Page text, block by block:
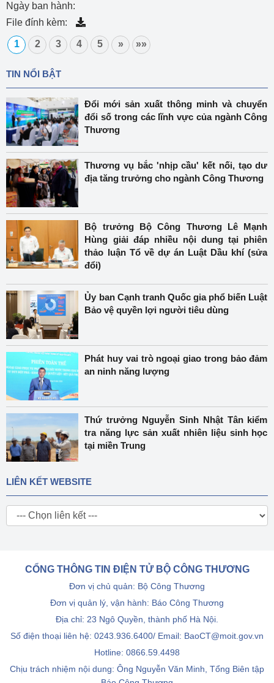
Ngày ban hành:
File đính kèm:
1 2 3 4 5 » »»
TIN NỔI BẬT
Đổi mới sản xuất thông minh và chuyển
đổi số trong các lĩnh vực của ngành Công
Thương
Thương vụ bắc 'nhịp cầu' kết nối, tạo dư
địa tăng trưởng cho ngành Công Thương
Bộ trưởng Bộ Công Thương Lê Mạnh
Hùng giải đáp nhiều nội dung tại phiên
thảo luận Tổ về dự án Luật Dầu khí (sửa
đổi)
Ủy ban Cạnh tranh Quốc gia phổ biến Luật
Bảo vệ quyền lợi người tiêu dùng
Phát huy vai trò ngoại giao trong bảo đảm
an ninh năng lượng
Thứ trưởng Nguyễn Sinh Nhật Tân kiểm
tra năng lực sản xuất nhiên liệu sinh học
tại miền Trung
LIÊN KẾT WEBSITE
CỔNG THÔNG TIN ĐIỆN TỬ BỘ CÔNG THƯƠNG
Đơn vị chủ quản: Bộ Công Thương
Đơn vị quản lý, vận hành: Báo Công Thương
Địa chỉ: 23 Ngô Quyền, thành phố Hà Nội.
Số điện thoại liên hệ: 0243.936.6400/ Email: BaoCT@moit.gov.vn
Hotline: 0866.59.4498
Chịu trách nhiệm nội dung: Ông Nguyễn Văn Minh, Tổng Biên tập